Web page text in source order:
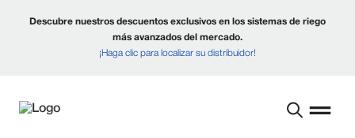
Descubre nuestros descuentos exclusivos en los sistemas de riego
más avanzados del mercado.
¡Haga clic para localizar su distribuidor!